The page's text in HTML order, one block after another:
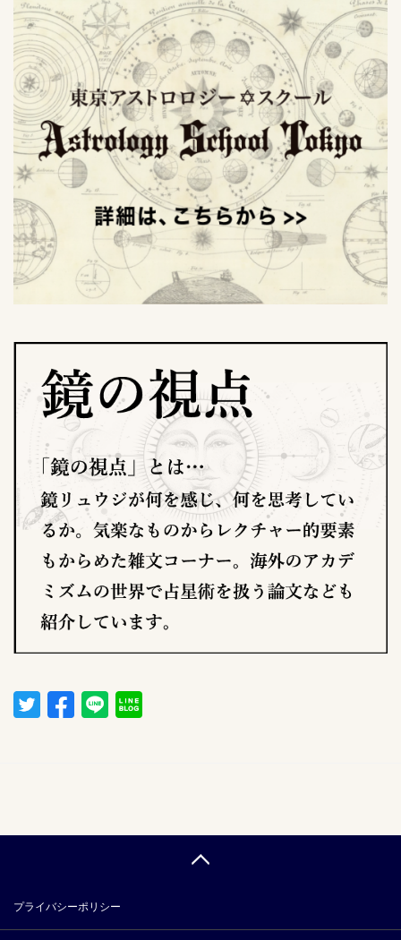
プライバシーポリシー